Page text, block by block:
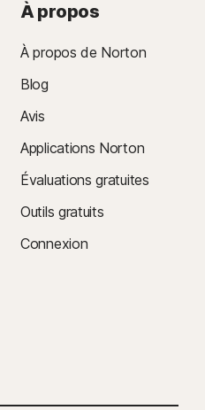
À propos
À propos de Norton
Blog
Avis
Applications Norton
Évaluations gratuites
Outils gratuits
Connexion